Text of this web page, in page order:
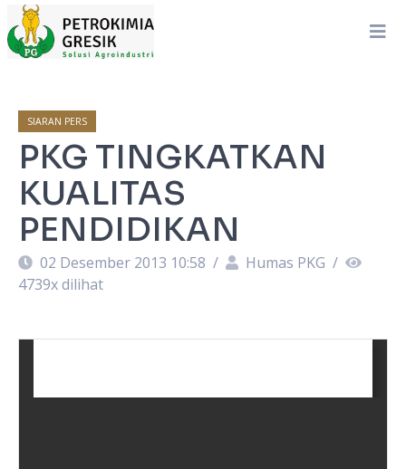
SIARAN PERS
PKG TINGKATKAN
KUALITAS
PENDIDIKAN
02 Desember 2013 10:58 / Humas PKG /
4739x dilihat